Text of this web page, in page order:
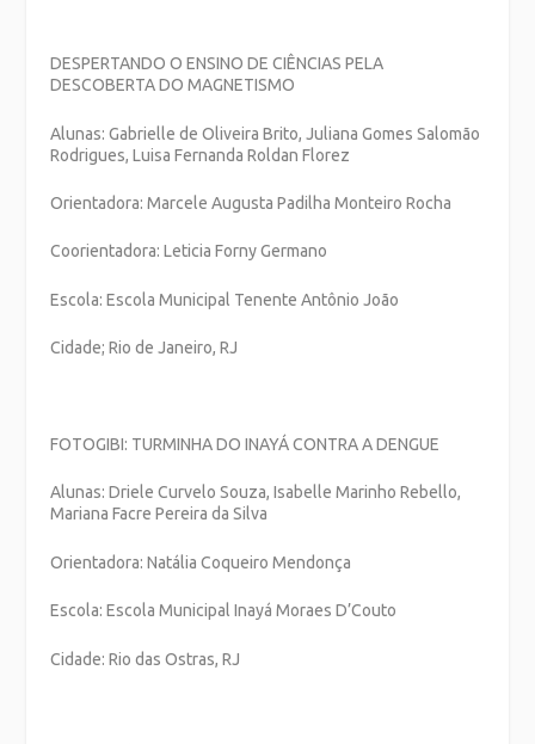
DESPERTANDO O ENSINO DE CIÊNCIAS PELA
DESCOBERTA DO MAGNETISMO
Alunas: Gabrielle de Oliveira Brito, Juliana Gomes Salomão
Rodrigues, Luisa Fernanda Roldan Florez
Orientadora: Marcele Augusta Padilha Monteiro Rocha
Coorientadora: Leticia Forny Germano
Escola: Escola Municipal Tenente Antônio João
Cidade; Rio de Janeiro, RJ
FOTOGIBI: TURMINHA DO INAYÁ CONTRA A DENGUE
Alunas: Driele Curvelo Souza, Isabelle Marinho Rebello,
Mariana Facre Pereira da Silva
Orientadora: Natália Coqueiro Mendonça
Escola: Escola Municipal Inayá Moraes D’Couto
Cidade: Rio das Ostras, RJ